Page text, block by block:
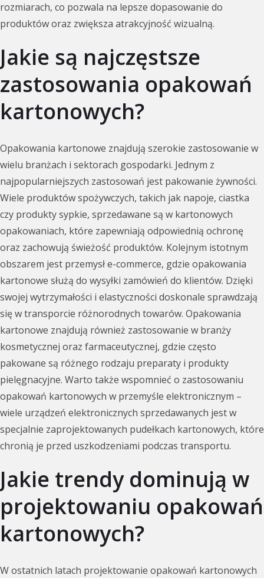
rozmiarach, co pozwala na lepsze dopasowanie do
produktów oraz zwiększa atrakcyjność wizualną.
Jakie są najczęstsze
zastosowania opakowań
kartonowych?
Opakowania kartonowe znajdują szerokie zastosowanie w
wielu branżach i sektorach gospodarki. Jednym z
najpopularniejszych zastosowań jest pakowanie żywności.
Wiele produktów spożywczych, takich jak napoje, ciastka
czy produkty sypkie, sprzedawane są w kartonowych
opakowaniach, które zapewniają odpowiednią ochronę
oraz zachowują świeżość produktów. Kolejnym istotnym
obszarem jest przemysł e-commerce, gdzie opakowania
kartonowe służą do wysyłki zamówień do klientów. Dzięki
swojej wytrzymałości i elastyczności doskonale sprawdzają
się w transporcie różnorodnych towarów. Opakowania
kartonowe znajdują również zastosowanie w branży
kosmetycznej oraz farmaceutycznej, gdzie często
pakowane są różnego rodzaju preparaty i produkty
pielęgnacyjne. Warto także wspomnieć o zastosowaniu
opakowań kartonowych w przemyśle elektronicznym –
wiele urządzeń elektronicznych sprzedawanych jest w
specjalnie zaprojektowanych pudełkach kartonowych, które
chronią je przed uszkodzeniami podczas transportu.
Jakie trendy dominują w
projektowaniu opakowań
kartonowych?
W ostatnich latach projektowanie opakowań kartonowych